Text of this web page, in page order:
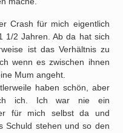
Crash für mich eigentlich
1/2 Jahren. Ab da hat sich
ist das Verhältnis zu
wenn es zwischen ihnen
Mum angeht.
haben schön, aber
ich. Ich war nie ein
für mich selbst da und
Schuld stehen und so den